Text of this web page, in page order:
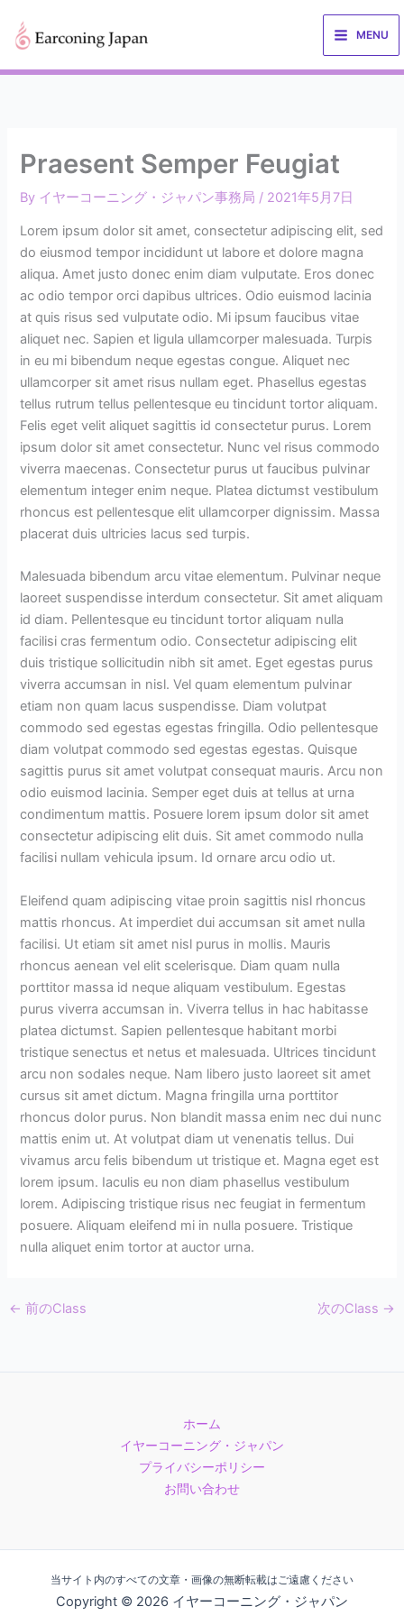
ス
MENU
Praesent Semper Feugiat
By イヤーコーニング・ジャパン事務局 / 2021年5月7日
Lorem ipsum dolor sit amet, consectetur adipiscing elit, sed
do eiusmod tempor incididunt ut labore et dolore magna
aliqua. Amet justo donec enim diam vulputate. Eros donec
ac odio tempor orci dapibus ultrices. Odio euismod lacinia
at quis risus sed vulputate odio. Mi ipsum faucibus vitae
aliquet nec. Sapien et ligula ullamcorper malesuada. Turpis
in eu mi bibendum neque egestas congue. Aliquet nec
ullamcorper sit amet risus nullam eget. Phasellus egestas
tellus rutrum tellus pellentesque eu tincidunt tortor aliquam.
Felis eget velit aliquet sagittis id consectetur purus. Lorem
ipsum dolor sit amet consectetur. Nunc vel risus commodo
viverra maecenas. Consectetur purus ut faucibus pulvinar
elementum integer enim neque. Platea dictumst vestibulum
rhoncus est pellentesque elit ullamcorper dignissim. Massa
placerat duis ultricies lacus sed turpis.
Malesuada bibendum arcu vitae elementum. Pulvinar neque
laoreet suspendisse interdum consectetur. Sit amet aliquam
id diam. Pellentesque eu tincidunt tortor aliquam nulla
facilisi cras fermentum odio. Consectetur adipiscing elit
duis tristique sollicitudin nibh sit amet. Eget egestas purus
viverra accumsan in nisl. Vel quam elementum pulvinar
etiam non quam lacus suspendisse. Diam volutpat
commodo sed egestas egestas fringilla. Odio pellentesque
diam volutpat commodo sed egestas egestas. Quisque
sagittis purus sit amet volutpat consequat mauris. Arcu non
odio euismod lacinia. Semper eget duis at tellus at urna
condimentum mattis. Posuere lorem ipsum dolor sit amet
consectetur adipiscing elit duis. Sit amet commodo nulla
facilisi nullam vehicula ipsum. Id ornare arcu odio ut.
Eleifend quam adipiscing vitae proin sagittis nisl rhoncus
mattis rhoncus. At imperdiet dui accumsan sit amet nulla
facilisi. Ut etiam sit amet nisl purus in mollis. Mauris
rhoncus aenean vel elit scelerisque. Diam quam nulla
porttitor massa id neque aliquam vestibulum. Egestas
purus viverra accumsan in. Viverra tellus in hac habitasse
platea dictumst. Sapien pellentesque habitant morbi
tristique senectus et netus et malesuada. Ultrices tincidunt
arcu non sodales neque. Nam libero justo laoreet sit amet
cursus sit amet dictum. Magna fringilla urna porttitor
rhoncus dolor purus. Non blandit massa enim nec dui nunc
mattis enim ut. At volutpat diam ut venenatis tellus. Dui
vivamus arcu felis bibendum ut tristique et. Magna eget est
lorem ipsum. Iaculis eu non diam phasellus vestibulum
lorem. Adipiscing tristique risus nec feugiat in fermentum
posuere. Aliquam eleifend mi in nulla posuere. Tristique
nulla aliquet enim tortor at auctor urna.
← 前のClass 次のClass →
ホーム
イヤーコーニング・ジャパン
プライバシーポリシー
お問い合わせ
当サイト内のすべての文章・画像の無断転載はご遠慮ください
Copyright © 2026 イヤーコーニング・ジャパン